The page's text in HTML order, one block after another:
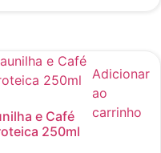
e Café
250ml
Adicionar
ao
carrinho